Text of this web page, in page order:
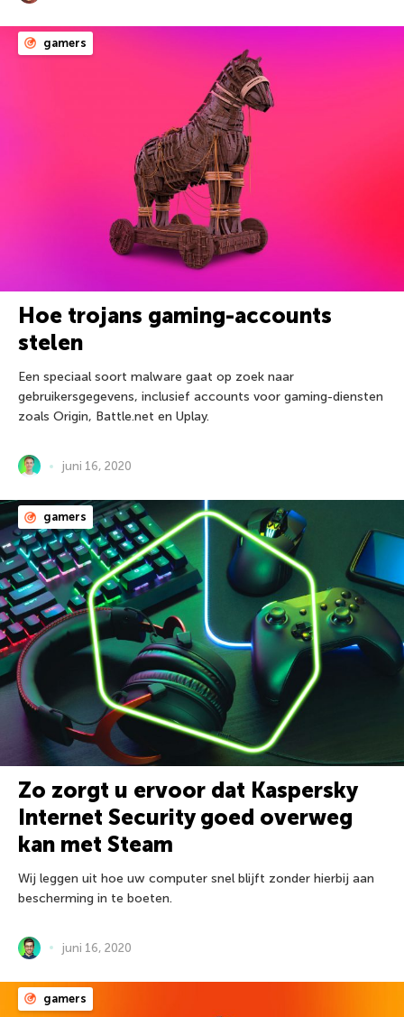
gamers
Hoe trojans gaming-accounts
stelen
Een speciaal soort malware gaat op zoek naar
gebruikersgegevens, inclusief accounts voor gaming-diensten
zoals Origin, Battle.net en Uplay.
juni 16, 2020
gamers
Zo zorgt u ervoor dat Kaspersky
Internet Security goed overweg
kan met Steam
Wij leggen uit hoe uw computer snel blijft zonder hierbij aan
bescherming in te boeten.
juni 16, 2020
gamers